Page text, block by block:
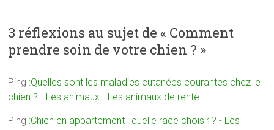
3 réflexions au sujet de « Comment
prendre soin de votre chien ? »
Ping :Quelles sont les maladies cutanées courantes chez le
chien ? - Les animaux - Les animaux de rente
Ping :Chien en appartement : quelle race choisir ? - Les